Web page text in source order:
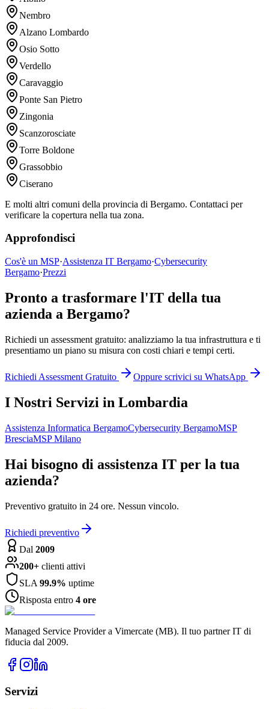
Nembro
Alzano Lombardo
Osio Sotto
Verdello
Caravaggio
Ponte San Pietro
Zingonia
Scanzorosciate
Torre Boldone
Grassobbio
Ciserano
E molti altri comuni della provincia di Bergamo. Contattaci per
verificare la copertura nella tua zona.
Approfondisci
Cos'è un MSP·Assistenza IT Bergamo·Cybersecurity
Bergamo·Prezzi
Pronto a trasformare l'IT della tua
azienda a Bergamo?
Richiedi un assessment gratuito: analizziamo la tua infrastruttura e ti
presentiamo un piano su misura con costi chiari e tempi certi.
Richiedi Assessment Gratuito Oppure scrivici su WhatsApp
I Nostri Servizi in Lombardia
Assistenza Informatica BergamoCybersecurity BergamoMSP
BresciaMSP Milano
Hai bisogno di assistenza IT per la tua
azienda?
Preventivo gratuito in 24 ore. Nessun vincolo.
Richiedi preventivo
Dal 2009
200+ clienti attivi
SLA 99.9% uptime
Risposta entro 4 ore
Managed Service Provider a Vimercate (MB). Il tuo partner IT di
fiducia dal 2009.
Servizi